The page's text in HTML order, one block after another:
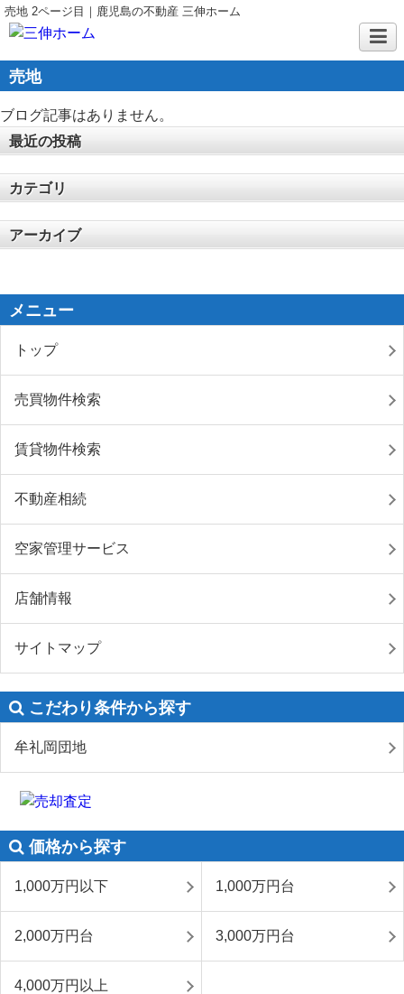
売地 2ページ目｜鹿児島の不動産 三伸ホーム
売地
ブログ記事はありません。
最近の投稿
カテゴリ
アーカイブ
メニュー
トップ
売買物件検索
賃貸物件検索
不動産相続
空家管理サービス
店舗情報
サイトマップ
こだわり条件から探す
牟礼岡団地
価格から探す
1,000万円以下 1,000万円台
2,000万円台 3,000万円台
4,000万円以上